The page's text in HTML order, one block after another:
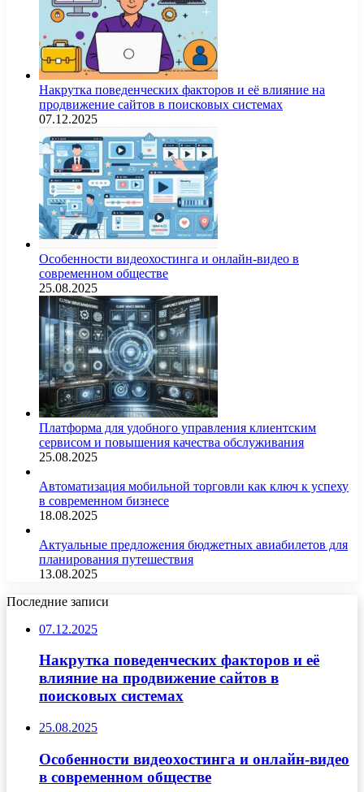
Накрутка поведенческих факторов и её влияние на
продвижение сайтов в поисковых системах
07.12.2025
Особенности видеохостинга и онлайн-видео в
современном обществе
25.08.2025
Платформа для удобного управления клиентским
сервисом и повышения качества обслуживания
25.08.2025
Автоматизация мобильной торговли как ключ к успеху
в современном бизнесе
18.08.2025
Актуальные предложения бюджетных авиабилетов для
планирования путешествия
13.08.2025
Последние записи
07.12.2025
Накрутка поведенческих факторов и её
влияние на продвижение сайтов в
поисковых системах
25.08.2025
Особенности видеохостинга и онлайн-видео
в современном обществе